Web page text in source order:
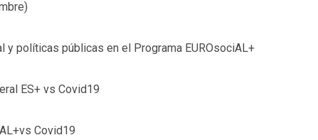
y políticas públicas en el Programa EUROsociAL+
ES+ vs Covid19
Covid19